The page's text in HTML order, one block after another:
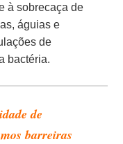
à sobrecaça de
águias e
de
bactéria.
de
barreiras